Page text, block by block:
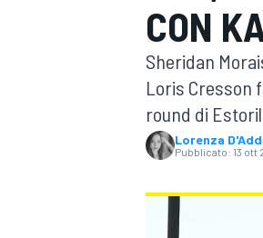
MOTOGP
WRC
CON
Sheridan
Loris Cresson
round di Estoril.
Lorenza
Pubblicato: 13 ott